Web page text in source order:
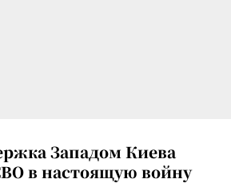
Западом Киева
в настоящую войну